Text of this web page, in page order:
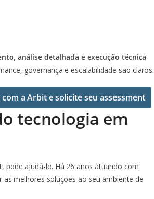
análise detalhada e execução técnica
governança e escalabilidade são claros.
a Arbit e solicite seu assessment
tecnologia em
pode ajudá-lo. Há 26 anos atuando com
melhores soluções ao seu ambiente de